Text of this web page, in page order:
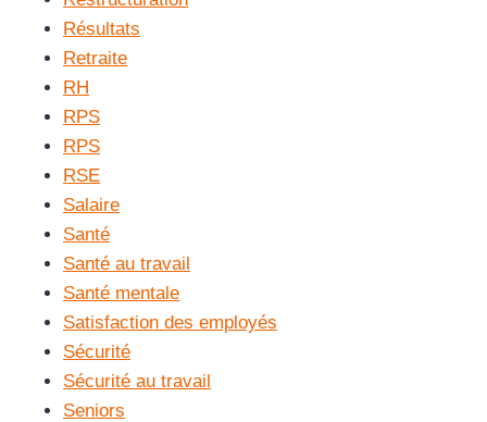
Résultats
Retraite
RH
RPS
RPS
RSE
Salaire
Santé
Santé au travail
Santé mentale
Satisfaction des employés
Sécurité
Sécurité au travail
Seniors